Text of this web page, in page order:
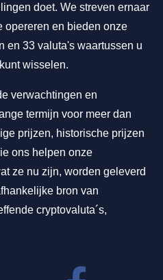
doet. We streven ernaar
opereren en bieden onze
en 33 valuta's waartussen u
wisselen.
verwachtingen en
termijn voor meer dan
prijzen, historische prijzen
ons helpen onze
ze nu zijn, worden geleverd
bron van
cryptovaluta´s,